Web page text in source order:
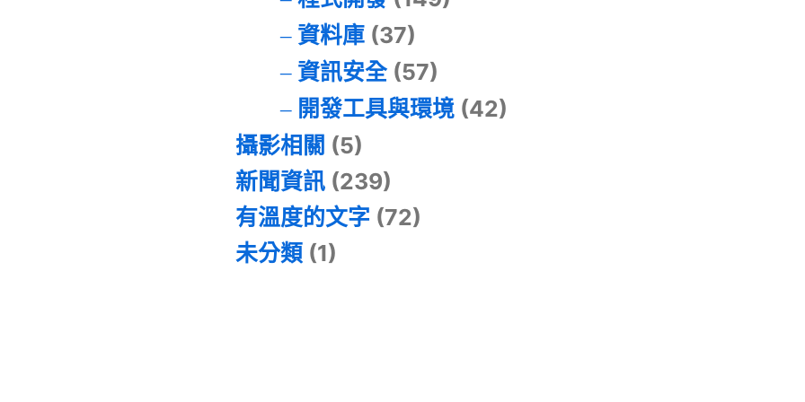
資料庫(37)
資訊安全(57)
開發工具與環境(42)
攝影相關 (5)
新聞資訊 (239)
有溫度的文字 (72)
未分類 (1)